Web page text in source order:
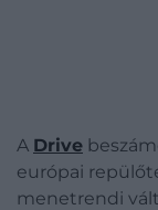
A Drive
európai
menetrendi